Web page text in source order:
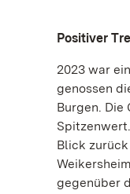
Positiver
2023 war
genossen
Burgen.
Blick
gegenüber